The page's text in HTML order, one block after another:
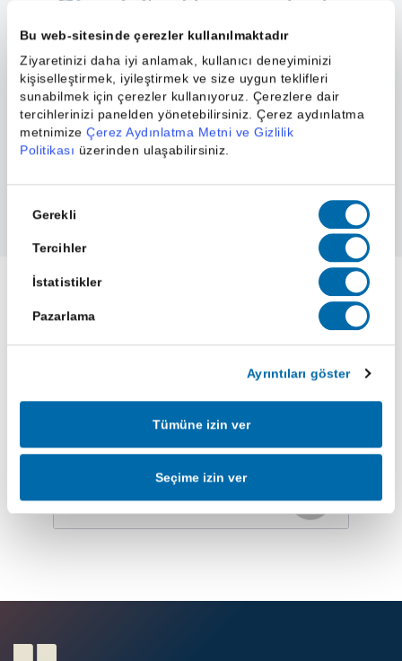
Bu web-sitesinde çerezler kullanılmaktadır
Ziyaretinizi daha iyi anlamak, kullanıcı deneyiminizi
kişiselleştirmek, iyileştirmek ve size uygun teklifleri
sunabilmek için çerezler kullanıyoruz. Çerezlere dair
tercihlerinizi panelden yönetebilirsiniz. Çerez aydınlatma
metnimize Çerez Aydınlatma Metni ve Gizlilik
Politikası üzerinden ulaşabilirsiniz.
Seçimi
Gerekli
Tercihler
İstatistikler
Pazarlama
Ayrıntıları göster
Tümüne izin ver
Seçime izin ver
Piapiri'yi Hemen İndir
Yeniliklerimizden haberdar olun